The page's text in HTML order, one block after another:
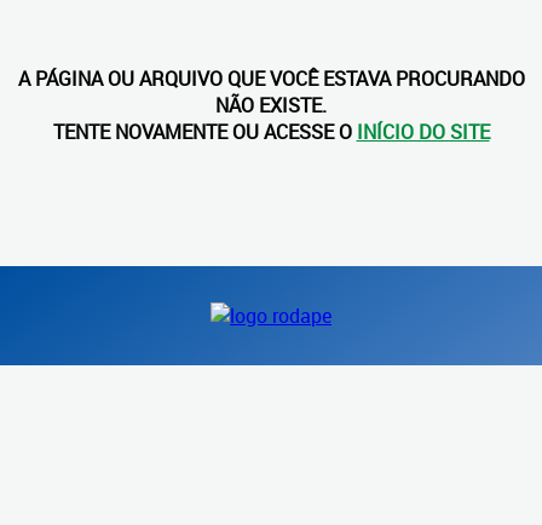
A PÁGINA OU ARQUIVO QUE VOCÊ ESTAVA PROCURANDO
NÃO EXISTE.
TENTE NOVAMENTE OU ACESSE O INÍCIO DO SITE